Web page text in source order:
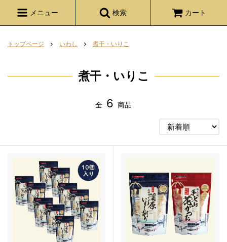
メニュー 検索 カート
トップページ いわし 煮干・いりこ
煮干・いりこ
全 6 商品